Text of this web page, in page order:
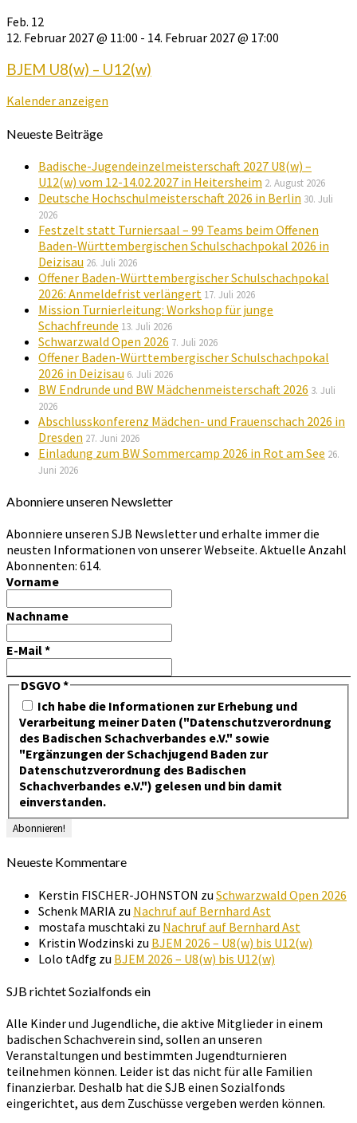
Feb. 12
12. Februar 2027 @ 11:00 - 14. Februar 2027 @ 17:00
BJEM U8(w) – U12(w)
Kalender anzeigen
Neueste Beiträge
Badische-Jugendeinzelmeisterschaft 2027 U8(w) –
U12(w) vom 12-14.02.2027 in Heitersheim 2. August 2026
Deutsche Hochschulmeisterschaft 2026 in Berlin 30. Juli
2026
Festzelt statt Turniersaal – 99 Teams beim Offenen
Baden-Württembergischen Schulschachpokal 2026 in
Deizisau 26. Juli 2026
Offener Baden-Württembergischer Schulschachpokal
2026: Anmeldefrist verlängert 17. Juli 2026
Mission Turnierleitung: Workshop für junge
Schachfreunde 13. Juli 2026
Schwarzwald Open 2026 7. Juli 2026
Offener Baden-Württembergischer Schulschachpokal
2026 in Deizisau 6. Juli 2026
BW Endrunde und BW Mädchenmeisterschaft 2026 3. Juli
2026
Abschlusskonferenz Mädchen- und Frauenschach 2026 in
Dresden 27. Juni 2026
Einladung zum BW Sommercamp 2026 in Rot am See 26.
Juni 2026
Abonniere unseren Newsletter
Abonniere unseren SJB Newsletter und erhalte immer die
neusten Informationen von unserer Webseite. Aktuelle Anzahl
Abonnenten: 614.
Vorname
Nachname
E-Mail*
DSGVO*
Ich habe die Informationen zur Erhebung und
Verarbeitung meiner Daten ("Datenschutzverordnung
des Badischen Schachverbandes e.V." sowie
"Ergänzungen der Schachjugend Baden zur
Datenschutzverordnung des Badischen
Schachverbandes e.V.") gelesen und bin damit
einverstanden.
Neueste Kommentare
Kerstin FISCHER-JOHNSTON zu Schwarzwald Open 2026
Schenk MARIA zu Nachruf auf Bernhard Ast
mostafa muschtaki zu Nachruf auf Bernhard Ast
Kristin Wodzinski zu BJEM 2026 – U8(w) bis U12(w)
Lolo tAdfg zu BJEM 2026 – U8(w) bis U12(w)
SJB richtet Sozialfonds ein
Alle Kinder und Jugendliche, die aktive Mitglieder in einem
badischen Schachverein sind, sollen an unseren
Veranstaltungen und bestimmten Jugendturnieren
teilnehmen können. Leider ist das nicht für alle Familien
finanzierbar. Deshalb hat die SJB einen Sozialfonds
eingerichtet, aus dem Zuschüsse vergeben werden können.